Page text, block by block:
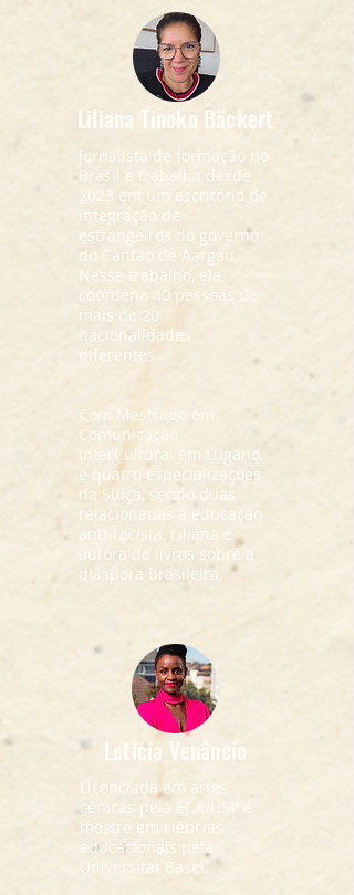
Liliana Tinoko Bäckert
Jornalista de formação no
Brasil e trabalha desde
2023 em um escritório de
integração de
estrangeiros do governo
do Cantão de Aargau.
Nesse trabalho, ela
coordena 40 pessoas de
mais de 20
nacionalidades
diferentes.
Com Mestrado em
Comunicação
InterCultural em Lugano,
e quatro especializações
na Suíça, sendo duas
relacionadas à educação
anti-racista, Liliana é
autora de livros sobre a
diáspora brasileira.
Letícia Venâncio
Licenciada em artes
cênicas pela ECA/USP e
mestre em ciências
educacionais pela
Universität Basel.